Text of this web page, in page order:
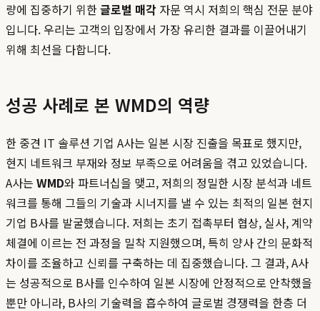
량에 집중하기 위한글로벌 매각 자문 역시 저희의 핵심 전문 분야
입니다. 우리는 고객의 입장에서 가장 유리한 결과를 이끌어내기
위해 최선을 다합니다.
성공 사례로 본 WMD의 역량
한 중견 IT 솔루션 기업 A사는 일본 시장 진출을 목표로 했지만,
현지 네트워크 부재와 정보 부족으로 어려움을 겪고 있었습니다.
A사는 WMD와 파트너십을 맺고, 저희의 정밀한 시장 분석과 네트
워크를 통해 그들의 기술과 시너지를 낼 수 있는 최적의 일본 현지
기업 B사를 발굴했습니다. 저희는 초기 접촉부터 협상, 실사, 계약
체결에 이르는 전 과정을 밀착 지원했으며, 특히 양사 간의 문화적
차이를 조율하고 신뢰를 구축하는 데 집중했습니다. 그 결과, A사
는 성공적으로 B사를 인수하여 일본 시장에 안정적으로 안착했을
뿐만 아니라, B사의 기술력을 흡수하여 글로벌 경쟁력을 한층 더